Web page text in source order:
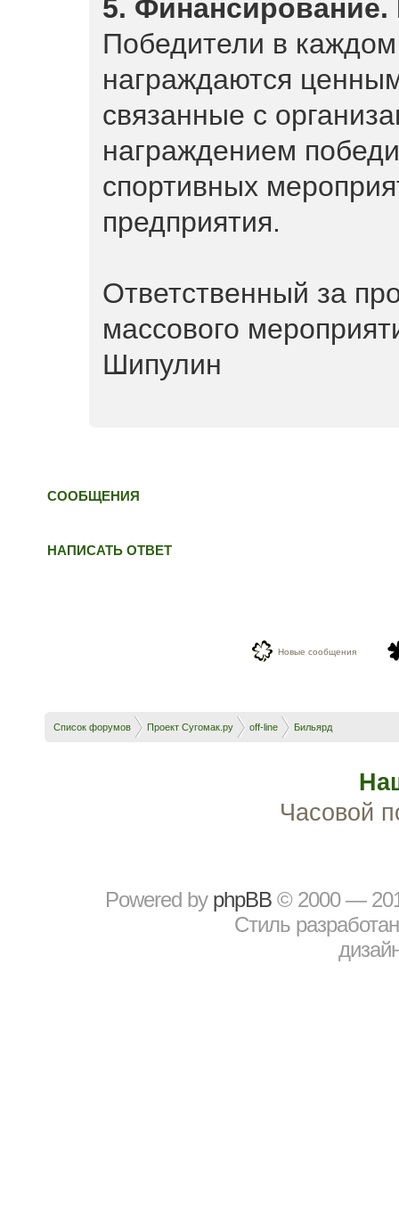
5. Финансирование.
Победители в
награждаются
связанные с
награждением
спортивных
предприятия.
Ответственный за
массового
Шипулин
СООБЩЕНИЯ
НАПИСАТЬ ОТВЕТ
Новые сообщения
Список форумов Проект Сугомак.ру off-line Бильярд
Часовой
Powered by рhрBВ © 2000 —
Стиль